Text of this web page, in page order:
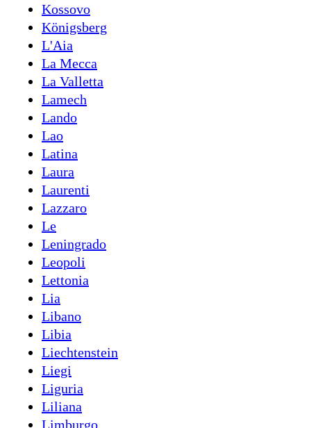
Kossovo
Königsberg
L'Aia
La Mecca
La Valletta
Lamech
Lando
Lao
Latina
Laura
Laurenti
Lazzaro
Le
Leningrado
Leopoli
Lettonia
Lia
Libano
Libia
Liechtenstein
Liegi
Liguria
Liliana
Limburgo